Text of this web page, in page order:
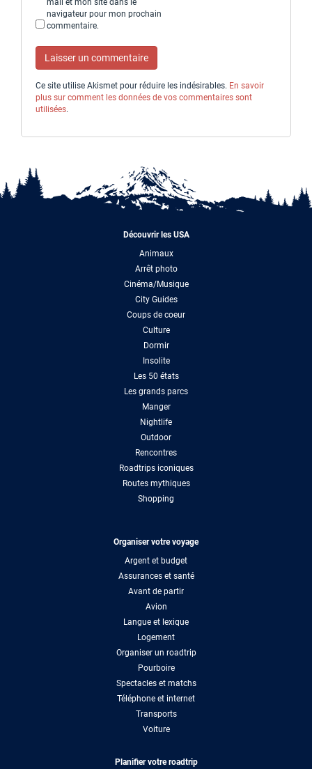
navigateur pour mon prochain
commentaire.
Ce site utilise Akismet pour réduire les indésirables. En savoir
plus sur comment les données de vos commentaires sont
utilisées.
Découvrir les USA
Animaux
Arrêt photo
Cinéma/Musique
City Guides
Coups de coeur
Culture
Dormir
Insolite
Les 50 états
Les grands parcs
Manger
Nightlife
Outdoor
Rencontres
Roadtrips iconiques
Routes mythiques
Shopping
Organiser votre voyage
Argent et budget
Assurances et santé
Avant de partir
Avion
Langue et lexique
Logement
Organiser un roadtrip
Pourboire
Spectacles et matchs
Téléphone et internet
Transports
Voiture
Planifier votre roadtrip